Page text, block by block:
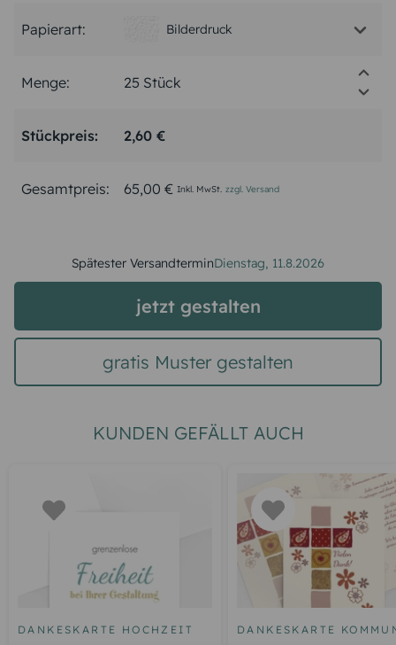
Papierart: Bilderdruck
Menge:
Stückpreis: 2,60 €
Gesamtpreis: 65,00 € Inkl. MwSt. zzgl. Versand
Spätester VersandterminDienstag, 11.8.2026
jetzt gestalten
gratis Muster gestalten
KUNDEN GEFÄLLT AUCH
DANKESKARTE HOCHZEIT DANKESKARTE